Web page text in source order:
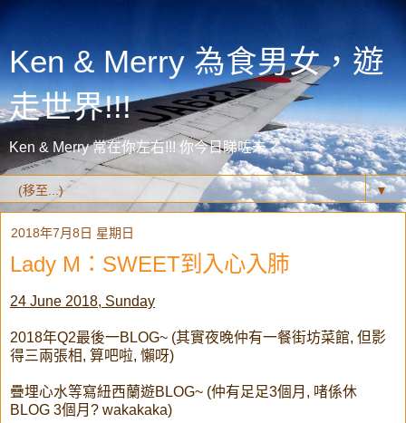
Ken & Merry 為食男女，遊
走世界!!!
Ken & Merry 常在你左右!!! 你今日睇咗未？
▼
2018年7月8日 星期日
Lady M：SWEET到入心入肺
24 June 2018, Sunday
2018年Q2最後一BLOG~ (其實夜晚仲有一餐街坊菜館, 但影
得三兩張相, 算吧啦, 懶呀)
疊埋心水等寫紐西蘭遊BLOG~ (仲有足足3個月, 啫係休
BLOG 3個月? wakakaka)